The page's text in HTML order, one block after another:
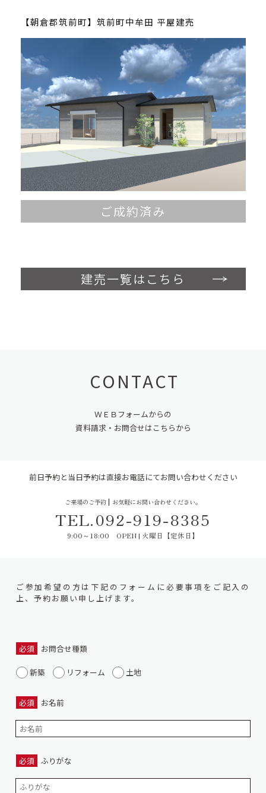
【朝倉郡筑前町】筑前町中牟田 平屋建売
ご成約済み
建売一覧はこちら
CONTACT
ＷＥＢフォームからの
資料請求・お問合せはこちらから
前日予約と当日予約は直接お電話にてお問い合わせください
ご来場のご予約 お気軽にお問い合わせください。
TEL.092-919-8385
9:00～18:00 OPEN | 火曜日【定休日】
ご参加希望の方は下記のフォームに必要事項をご記入の
上、予約お願い申し上げます。
必須 お問合せ種類
新築 リフォーム 土地
必須 お名前
必須 ふりがな